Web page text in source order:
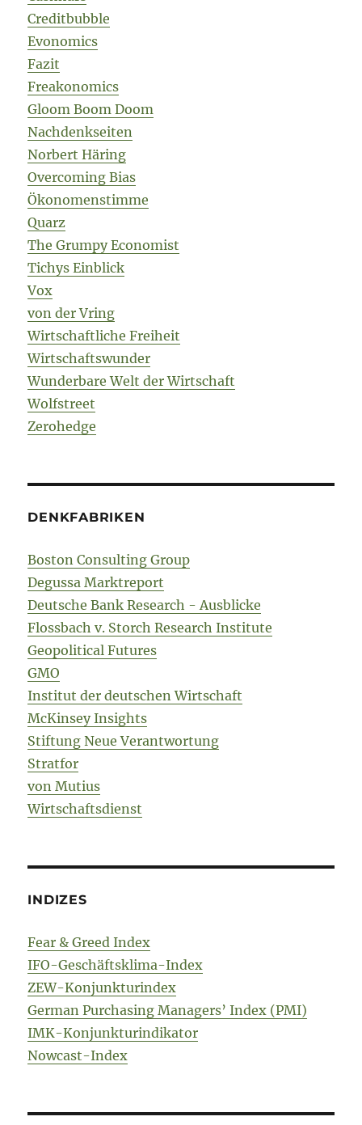
Creditbubble
Evonomics
Fazit
Freakonomics
Gloom Boom Doom
Nachdenkseiten
Norbert Häring
Overcoming Bias
Ökonomenstimme
Quarz
The Grumpy Economist
Tichys Einblick
Vox
von der Vring
Wirtschaftliche Freiheit
Wirtschaftswunder
Wunderbare Welt der Wirtschaft
Wolfstreet
Zerohedge
DENKFABRIKEN
Boston Consulting Group
Degussa Marktreport
Deutsche Bank Research - Ausblicke
Flossbach v. Storch Research Institute
Geopolitical Futures
GMO
Institut der deutschen Wirtschaft
McKinsey Insights
Stiftung Neue Verantwortung
Stratfor
von Mutius
Wirtschaftsdienst
INDIZES
Fear & Greed Index
IFO-Geschäftsklima-Index
ZEW-Konjunkturindex
German Purchasing Managers’ Index (PMI)
IMK-Konjunkturindikator
Nowcast-Index